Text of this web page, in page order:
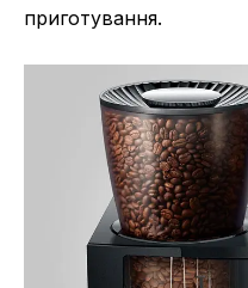
приготування.